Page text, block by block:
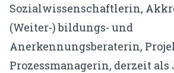
Sozialwissenschaftlerin,
(Weiter-) bildungs- und
Anerkennungsberaterin,
Prozessmanagerin, derzeit als